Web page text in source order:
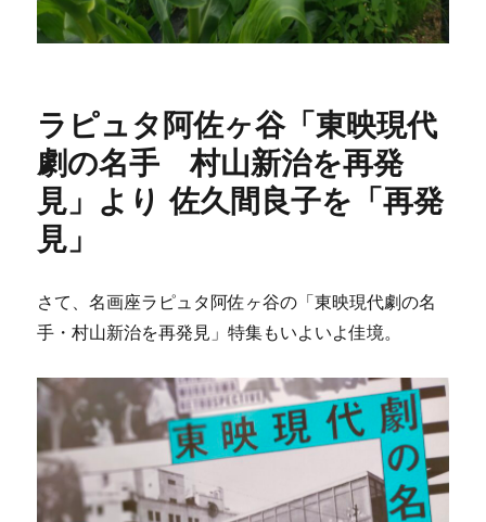
ラピュタ阿佐ヶ谷「東映現代
劇の名手 村山新治を再発
見」より 佐久間良子を「再発
見」
さて、名画座ラピュタ阿佐ヶ谷の「東映現代劇の名
手・村山新治を再発見」特集もいよいよ佳境。